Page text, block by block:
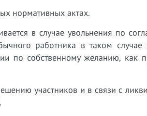
нормативных актах.
в случае увольнения по
работника в таком случае
по собственному желанию, как
участников и в связи с